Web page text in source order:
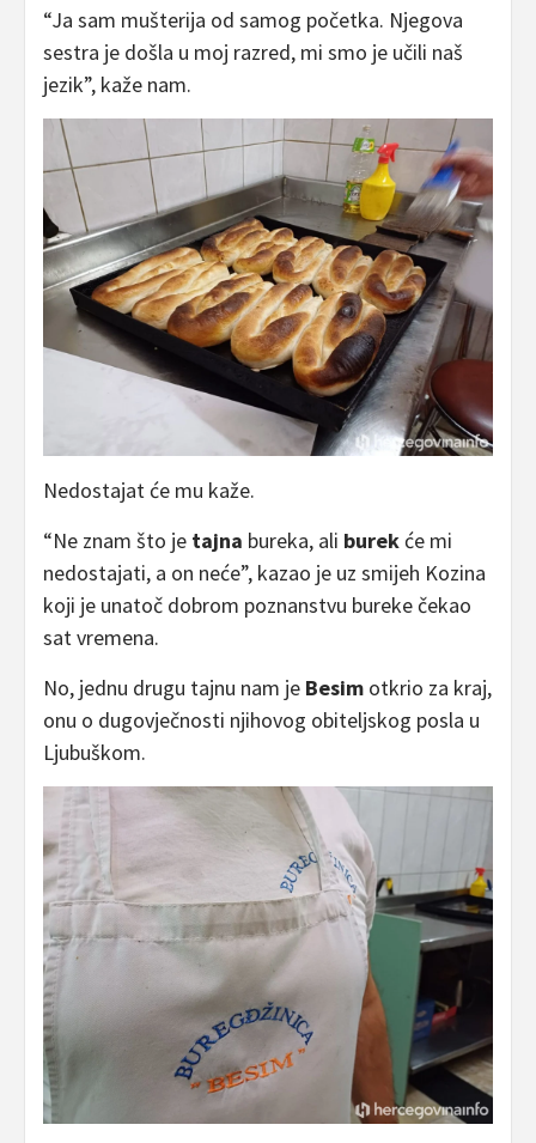
“Ja sam mušterija od samog početka. Njegova
sestra je došla u moj razred, mi smo je učili naš
jezik”, kaže nam.
Nedostajat će mu kaže.
“Ne znam što je tajna bureka, ali burekće mi
nedostajati, a on neće”, kazao je uz smijeh Kozina
koji je unatoč dobrom poznanstvu bureke čekao
sat vremena.
No, jednu drugu tajnu nam je Besim otkrio za kraj,
onu o dugovječnosti njihovog obiteljskog posla u
Ljubuškom.